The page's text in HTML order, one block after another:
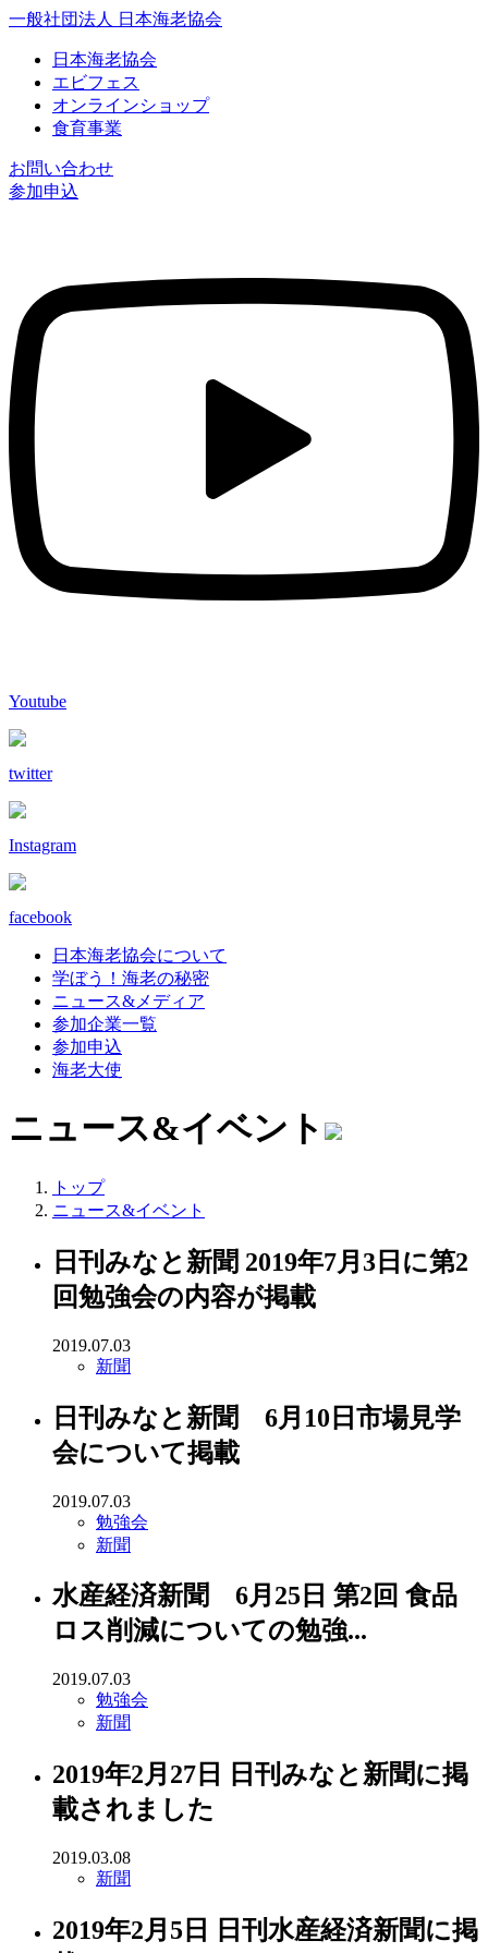
一般社団法人 日本海老協会
日本海老協会
エビフェス
オンラインショップ
食育事業
お問い合わせ
参加申込
Youtube
twitter
Instagram
facebook
日本海老協会について
学ぼう！海老の秘密
ニュース&メディア
参加企業一覧
参加申込
海老大使
ニュース&イベント
トップ
ニュース&イベント
日刊みなと新聞 2019年7月3日に第2
回勉強会の内容が掲載
2019.07.03
新聞
日刊みなと新聞 6月10日市場見学
会について掲載
2019.07.03
勉強会
新聞
水産経済新聞 6月25日 第2回 食品
ロス削減についての勉強...
2019.07.03
勉強会
新聞
2019年2月27日 日刊みなと新聞に掲
載されました
2019.03.08
新聞
2019年2月5日 日刊水産経済新聞に掲